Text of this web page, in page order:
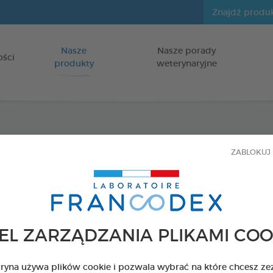
ZARZĄDZANIA PLIKAMI
używa plików cookie i pozwala wybrać na które chcesz
ZABLOKUJ
Idź do zawartości
Nasze
produkty
Nasze porady
weterynaryjne
dla szczeniąt
Tubka 50 g